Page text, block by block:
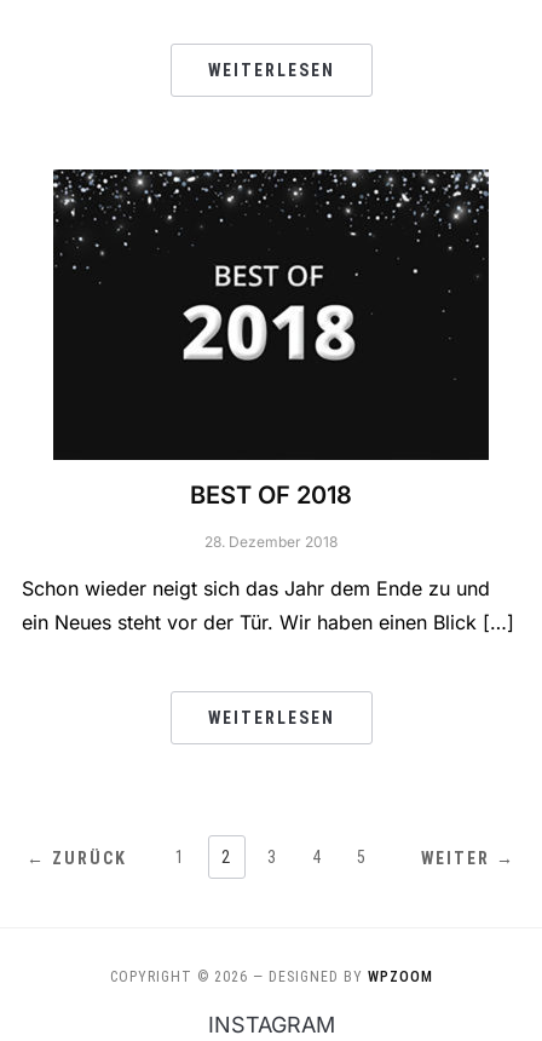
WEITERLESEN
BEST OF 2018
28. Dezember 2018
Schon wieder neigt sich das Jahr dem Ende zu und
ein Neues steht vor der Tür. Wir haben einen Blick […]
WEITERLESEN
← ZURÜCK 1 2 3 4 5 WEITER →
COPYRIGHT © 2026 — DESIGNED BY WPZOOM
INSTAGRAM